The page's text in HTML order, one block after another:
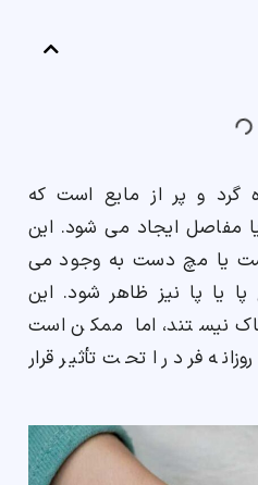
گرد و پر از مایع است که
مفاصل ایجاد می شود. این
یا مچ دست به وجود می
یا پا نیز ظاهر شود. این
نیستند، اما ممکن است
فرد را تحت تأثیر قرار
همیارسیستم